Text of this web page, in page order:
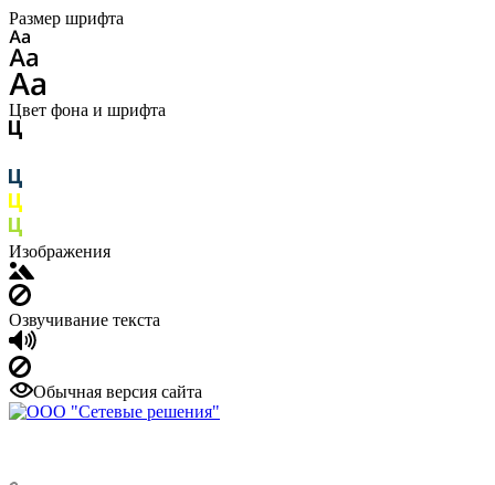
Размер шрифта
Цвет фона и шрифта
Изображения
Озвучивание текста
Обычная версия сайта